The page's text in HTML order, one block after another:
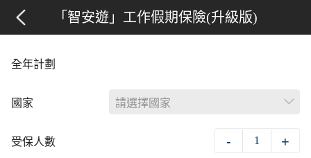
「智安遊」工作假期保險(升級版)
全年計劃
國家 請選擇國家
受保人數 - 1 +